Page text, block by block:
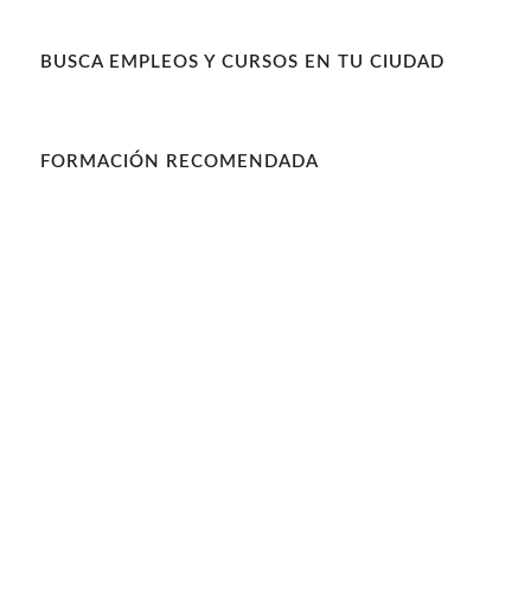
BUSCA EMPLEOS Y CURSOS EN TU CIUDAD
FORMACIÓN RECOMENDADA